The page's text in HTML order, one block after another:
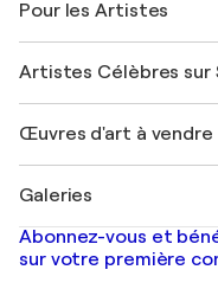
Offrir une carte cadeau
Rejoignez notre
Mon compte
+33 1 76 44 06 42
FAQ
Magazine Singulart
Emplois
Découvrez une
Pour les Artistes
Se connecter en tant
Artistes Célèbres sur
Marc Chagall
Banksy
Mr. Brainwash
Shepard Fairey
Œuvres d'art à vendre
Tableaux abstraits à
Peintures de paysage
Estampes
Galeries
Galeries d'art en
Galeries d'art en
Abonnez-vous et
sur votre première